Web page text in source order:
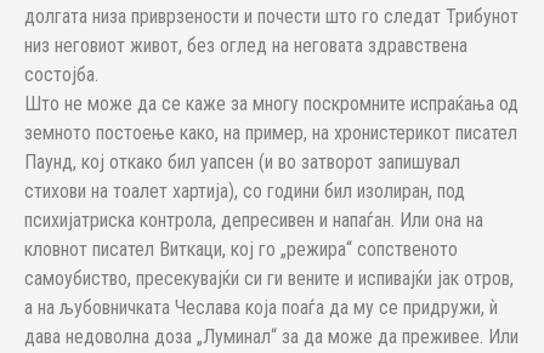
долгата низа приврзености и почести што го следат Трибунот
низ неговиот живот, без оглед на неговата здравствена
состојба.
Што не може да се каже за многу поскромните испраќања од
земното постоење како, на пример, на хронистерикот писател
Паунд, кој откако бил уапсен (и во затворот запишувал
стихови на тоалет хартија), со години бил изолиран, под
психијатриска контрола, депресивен и напаѓан. Или она на
кловнот писател Виткаци, кој го „режира“ сопственото
самоубиство, пресекувајќи си ги вените и испивајќи јак отров,
а на љубовничката Чеслава која поаѓа да му се придружи, ѝ
дава недоволна доза „Луминал“ за да може да преживее. Или